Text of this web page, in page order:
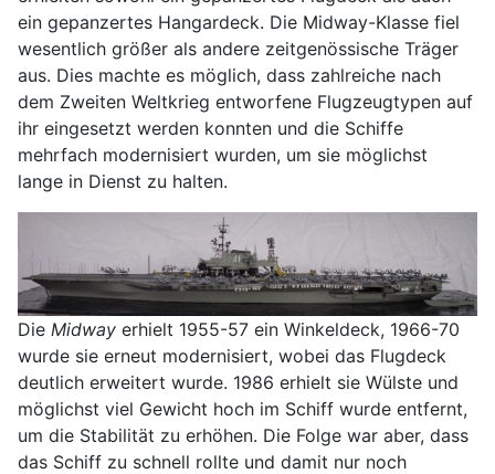
ein gepanzertes Hangardeck. Die Midway-Klasse fiel
wesentlich größer als andere zeitgenössische Träger
aus. Dies machte es möglich, dass zahlreiche nach
dem Zweiten Weltkrieg entworfene Flugzeugtypen auf
ihr eingesetzt werden konnten und die Schiffe
mehrfach modernisiert wurden, um sie möglichst
lange in Dienst zu halten.
Die Midway erhielt 1955-57 ein Winkeldeck, 1966-70
wurde sie erneut modernisiert, wobei das Flugdeck
deutlich erweitert wurde. 1986 erhielt sie Wülste und
möglichst viel Gewicht hoch im Schiff wurde entfernt,
um die Stabilität zu erhöhen. Die Folge war aber, dass
das Schiff zu schnell rollte und damit nur noch